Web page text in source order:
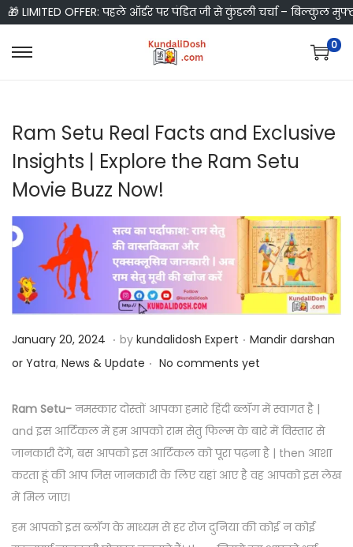
🎁 LIMITED OFFER: पहले ऑर्डर पर पंडित जी से कुंडली चर्चा – बिल्कुल
S
p
t
o
a
v
i
g
a
o
S
p
t
o
o
n
t
e
n
0
Ram Setu Real Facts and Exclusive
Insights | Explore the Ram Setu
Movie Buzz Now!
P
o
t
e
d
o
n
January 20, 2024 J
a
u
a
r
y
. by kundalidosh Expert . P
o
t
e
d
i
Mandir darshan
or Yatra, News & Update . No comments yet
Ram Setu- नमस्कार दोस्तों आपका हमारे हिंदी ब्लॉग में स्वागत है |
and इस आर्टिकल में हम आपको राम सेतु फिल्म के बारे में विस्तार से
जानकारी देंगे, बस आपको इस आर्टिकल को पूरा पढ़ना है | then आशा
करता हूं की आप जिस जानकारी के लिए यहां आए है वह आपको इस लेख
में मिल जाए।
हम आपको इस ब्लॉग के माध्यम से हर रोज दुनिया की कोई न कोई